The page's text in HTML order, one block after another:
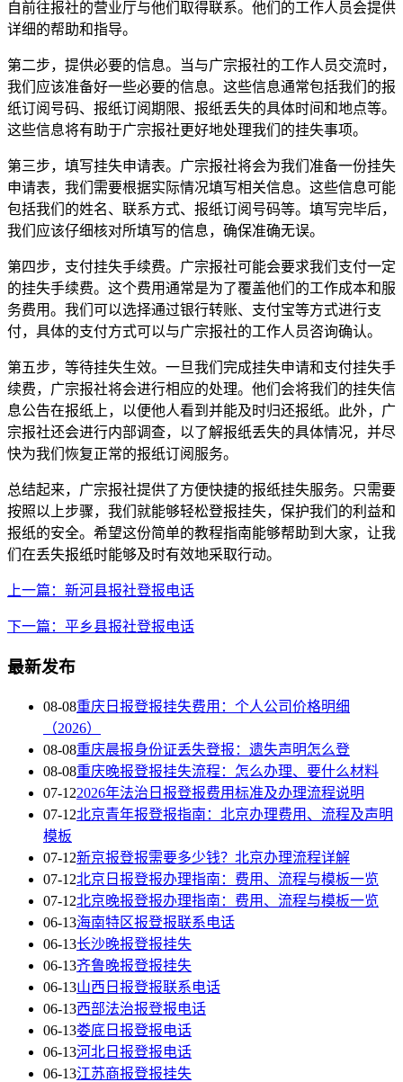
自前往报社的营业厅与他们取得联系。他们的工作人员会提供
详细的帮助和指导。
第二步，提供必要的信息。当与广宗报社的工作人员交流时，
我们应该准备好一些必要的信息。这些信息通常包括我们的报
纸订阅号码、报纸订阅期限、报纸丢失的具体时间和地点等。
这些信息将有助于广宗报社更好地处理我们的挂失事项。
第三步，填写挂失申请表。广宗报社将会为我们准备一份挂失
申请表，我们需要根据实际情况填写相关信息。这些信息可能
包括我们的姓名、联系方式、报纸订阅号码等。填写完毕后，
我们应该仔细核对所填写的信息，确保准确无误。
第四步，支付挂失手续费。广宗报社可能会要求我们支付一定
的挂失手续费。这个费用通常是为了覆盖他们的工作成本和服
务费用。我们可以选择通过银行转账、支付宝等方式进行支
付，具体的支付方式可以与广宗报社的工作人员咨询确认。
第五步，等待挂失生效。一旦我们完成挂失申请和支付挂失手
续费，广宗报社将会进行相应的处理。他们会将我们的挂失信
息公告在报纸上，以便他人看到并能及时归还报纸。此外，广
宗报社还会进行内部调查，以了解报纸丢失的具体情况，并尽
快为我们恢复正常的报纸订阅服务。
总结起来，广宗报社提供了方便快捷的报纸挂失服务。只需要
按照以上步骤，我们就能够轻松登报挂失，保护我们的利益和
报纸的安全。希望这份简单的教程指南能够帮助到大家，让我
们在丢失报纸时能够及时有效地采取行动。
上一篇：新河县报社登报电话
下一篇：平乡县报社登报电话
最新发布
08-08重庆日报登报挂失费用：个人公司价格明细
（2026）
08-08重庆晨报身份证丢失登报：遗失声明怎么登
08-08重庆晚报登报挂失流程：怎么办理、要什么材料
07-122026年法治日报登报费用标准及办理流程说明
07-12北京青年报登报指南：北京办理费用、流程及声明
模板
07-12新京报登报需要多少钱？北京办理流程详解
07-12北京日报登报办理指南：费用、流程与模板一览
07-12北京晚报登报办理指南：费用、流程与模板一览
06-13海南特区报登报联系电话
06-13长沙晚报登报挂失
06-13齐鲁晚报登报挂失
06-13山西日报登报联系电话
06-13西部法治报登报电话
06-13娄底日报登报电话
06-13河北日报登报电话
06-13江苏商报登报挂失